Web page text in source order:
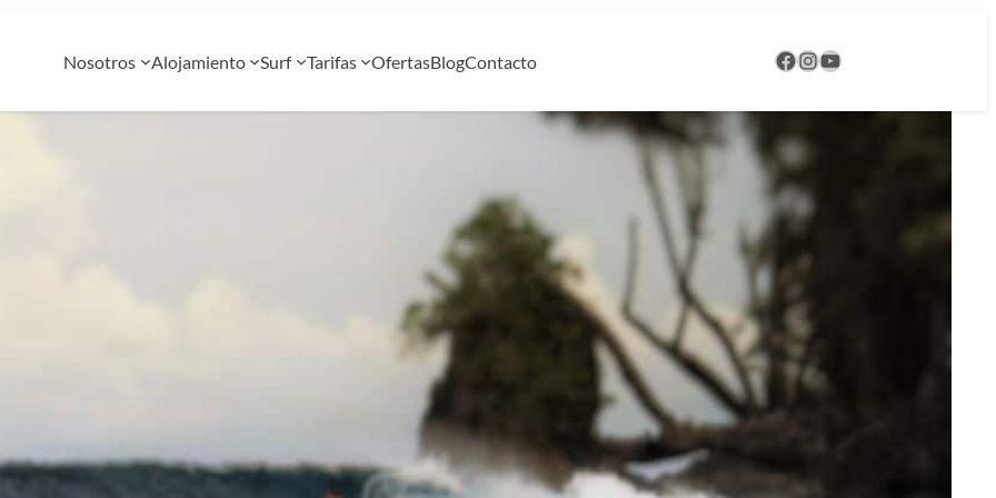
Nosotros Alojamiento Surf Tarifas OfertasBlogContacto Nuestro Facebook
Instagram
Nuestro canal de YouTube